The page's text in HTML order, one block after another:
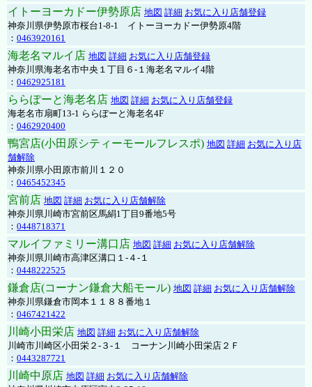
イトーヨーカドー伊勢原店 地図 詳細 お気に入り店舗登録
神奈川県伊勢原市桜台1-8-1 イトーヨーカドー伊勢原4階
： 0463920161
海老名マルイ店 地図 詳細 お気に入り店舗登録
神奈川県海老名市中央１丁目６-１海老名マルイ4階
： 0462925181
ららぽーと海老名店 地図 詳細 お気に入り店舗登録
海老名市扇町13-1 ららぽーと海老名4F
： 0462920400
鴨宮店(小田原シティーモールフレスポ) 地図 詳細 お気に入り店
舗解除
神奈川県小田原市前川１２０
： 0465452345
宮前店 地図 詳細 お気に入り店舗解除
神奈川県川崎市宮前区馬絹1丁目9番地5号
： 0448718371
マルイファミリー溝口店 地図 詳細 お気に入り店舗解除
神奈川県川崎市高津区溝口１-４-１
： 0448222525
鎌倉店(コーナン鎌倉大船モール) 地図 詳細 お気に入り店舗解除
神奈川県鎌倉市岡本１１８８番地１
： 0467421422
川崎小田栄店 地図 詳細 お気に入り店舗解除
川崎市川崎区小田栄２‐３‐１ コーナン川崎小田栄店２Ｆ
： 0443287721
川崎中原店 地図 詳細 お気に入り店舗解除